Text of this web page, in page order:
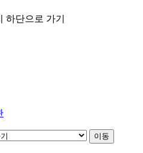
하단으로 가기
이동